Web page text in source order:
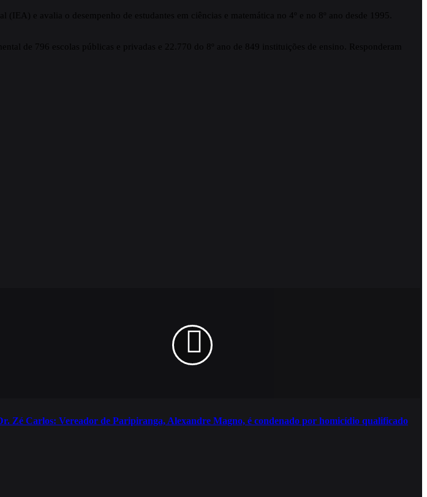
e avalia o desempenho de estudantes em ciências e matemática no 4º e no 8º ano desde 1995.
de 796 escolas públicas e privadas e 22.770 do 8º ano de 849 instituições de ensino. Responderam
Zé Carlos: Vereador de Paripiranga, Alexandre Magno, é condenado por homicídio qualificado